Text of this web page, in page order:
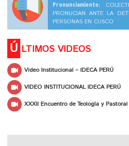
Pronunciamiento:
PRONUCIAN ANTE LA
PERSONAS EN CUSCO
Ú LTIMOS VIDEOS
Video Institucional – IDECA PERÚ
VIDEO INSTITUCIONAL IDECA PERÚ
XXXII Encuentro de Teología y